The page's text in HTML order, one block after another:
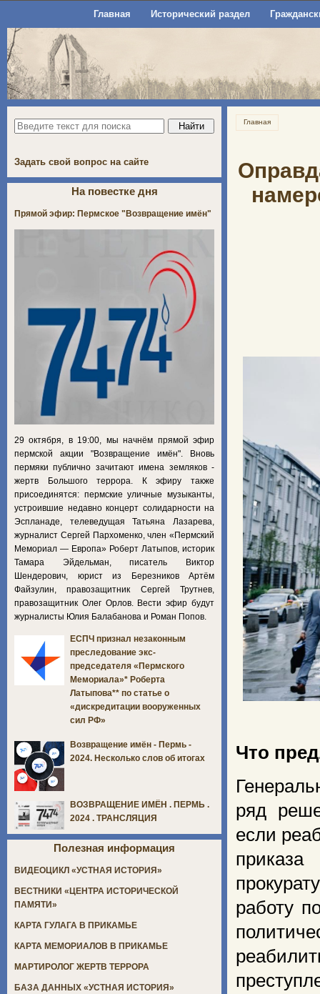
Главная Исторический раздел
Главная
Что
ряд
если
работу
Задать свой вопрос на сайте
На повестке дня
Прямой эфир: Пермское "Возвращение имён"
29 октября, в 19:00, мы начнём прямой эфир
пермской акции "Возвращение имён". Вновь
пермяки публично зачитают имена земляков -
жертв Большого террора. К эфиру также
присоединятся: пермские уличные музыканты,
устроившие недавно концерт солидарности на
Эспланаде, телеведущая Татьяна Лазарева,
журналист Сергей Пархоменко, член «Пермский
Мемориал — Европа» Роберт Латыпов, историк
Тамара Эйдельман, писатель Виктор
Шендерович, юрист из Березников Артём
Файзулин, правозащитник Сергей Трутнев,
правозащитник Олег Орлов. Вести эфир будут
журналисты Юлия Балабанова и Роман Попов.
ЕСПЧ признал незаконным
преследование экс-
председателя «Пермского
Мемориала»* Роберта
Латыпова** по статье о
«дискредитации вооруженных
сил РФ»
Возвращение имён - Пермь -
2024. Несколько слов об итогах
ВОЗВРАЩЕНИЕ ИМЁН . ПЕРМЬ .
2024 . ТРАНСЛЯЦИЯ
Полезная информация
ВИДЕОЦИКЛ «УСТНАЯ ИСТОРИЯ»
ВЕСТНИКИ «ЦЕНТРА ИСТОРИЧЕСКОЙ
ПАМЯТИ»
КАРТА ГУЛАГА В ПРИКАМЬЕ
КАРТА МЕМОРИАЛОВ В ПРИКАМЬЕ
МАРТИРОЛОГ ЖЕРТВ ТЕРРОРА
БАЗА ДАННЫХ «УСТНАЯ ИСТОРИЯ»